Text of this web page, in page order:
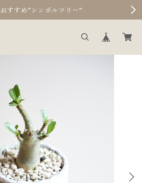
おすすめ”シンボルツリー”